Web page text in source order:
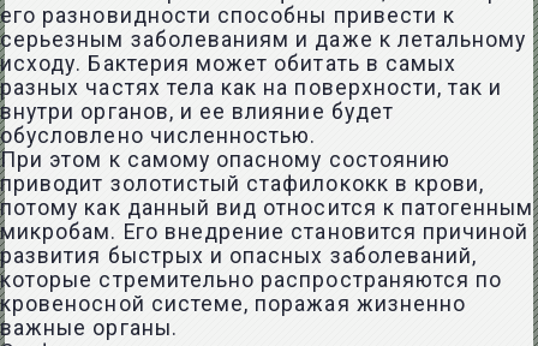
его разновидности способны привести к
серьезным заболеваниям и даже к летальному
исходу. Бактерия может обитать в самых
разных частях тела как на поверхности, так и
внутри органов, и ее влияние будет
обусловлено численностью.
При этом к самому опасному состоянию
приводит золотистый стафилококк в крови,
потому как данный вид относится к патогенным
микробам. Его внедрение становится причиной
развития быстрых и опасных заболеваний,
которые стремительно распространяются по
кровеносной системе, поражая жизненно
важные органы.